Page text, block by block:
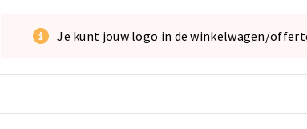
Je kunt jouw logo in de winkelwagen/